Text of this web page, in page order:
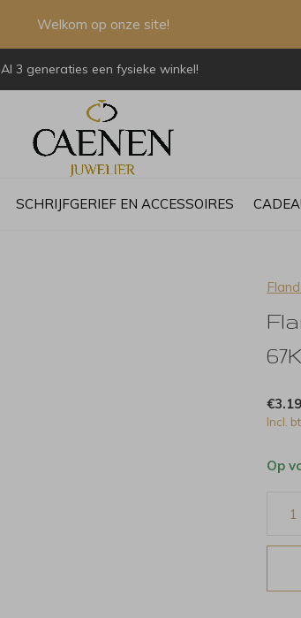
SCHRIJFGERIEF EN ACCESSOIRES
Al 3 generaties een fysieke winkel!
Welkom op onze site!
Incl.
Op